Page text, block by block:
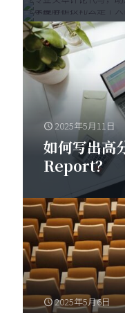
2025年5月11日
如何写出高
Report？
2025年5月6日
2025年5月3日